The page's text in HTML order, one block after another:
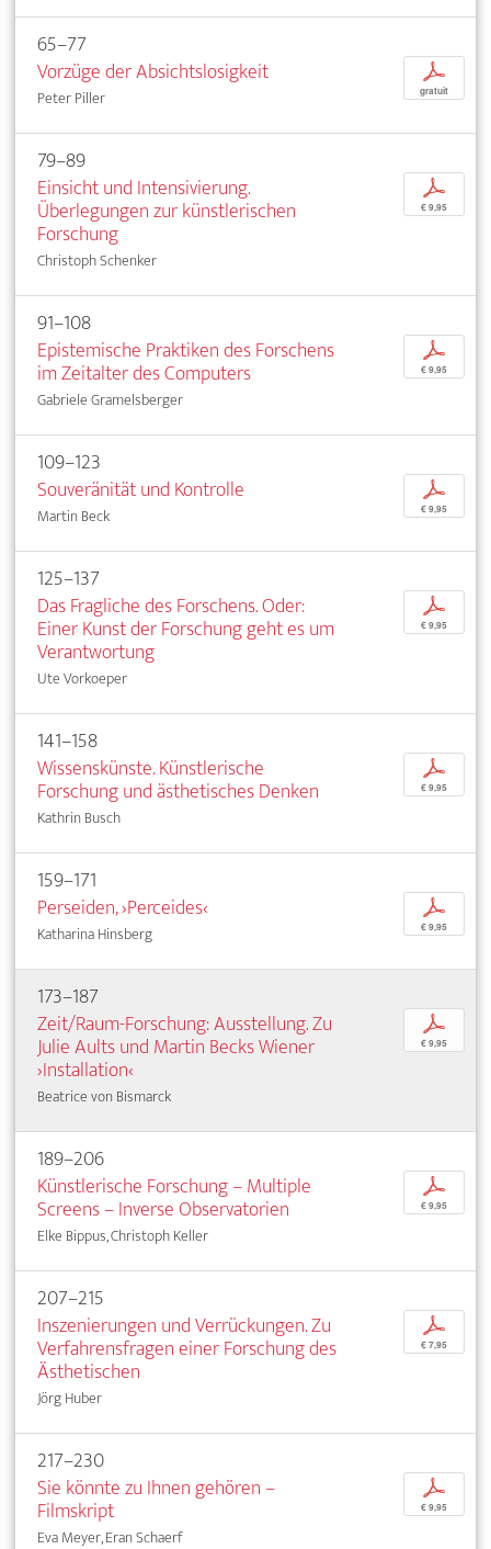
65–77
Vorzüge der Absichtslosigkeit
Peter Piller
p
gratuit
79–89
Einsicht und Intensivierung.
Überlegungen zur künstlerischen
Forschung
Christoph Schenker
p
€ 9,95
91–108
Epistemische Praktiken des Forschens
im Zeitalter des Computers
Gabriele Gramelsberger
p
€ 9,95
109–123
Souveränität und Kontrolle
Martin Beck
p
€ 9,95
125–137
Das Fragliche des Forschens. Oder:
Einer Kunst der Forschung geht es um
Verantwortung
Ute Vorkoeper
p
€ 9,95
141–158
Wissenskünste. Künstlerische
Forschung und ästhetisches Denken
Kathrin Busch
p
€ 9,95
159–171
Perseiden, ›Perceides‹
Katharina Hinsberg
p
€ 9,95
173–187
Zeit/Raum-Forschung: Ausstellung. Zu
Julie Aults und Martin Becks Wiener
›Installation‹
Beatrice von Bismarck
p
€ 9,95
189–206
Künstlerische Forschung – Multiple
Screens – Inverse Observatorien
Elke Bippus, Christoph Keller
p
€ 9,95
207–215
Inszenierungen und Verrückungen. Zu
Verfahrensfragen einer Forschung des
Ästhetischen
Jörg Huber
p
€ 7,95
217–230
Sie könnte zu Ihnen gehören –
Filmskript
Eva Meyer, Eran Schaerf
p
€ 9,95